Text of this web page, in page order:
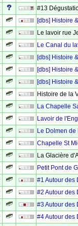
#13
[dbs] Histoire
Le lavoir rue
Le Canal du
[dbs] Histoire
[dbs] Histoire
[dbs] Histoire
Histoire de la
La Chapelle
Lavoir de
Le Dolmen de
Chapelle St
La Glacière
Petit Pont de
#1 Autour des
#2 Autour des
#3 Autour des
#4 Autour des